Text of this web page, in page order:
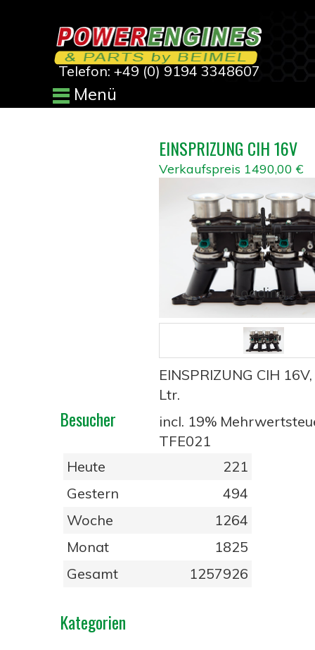
Telefon: +49 (0) 9194 3348607
Menü
EINSPRIZUNG CIH 16V
Verkaufspreis 1490,00 €
Loading...
EINSPRIZUNG CIH
Ltr.
incl. 19%
TFE021
Besucher
Heute
221
Gestern
494
Woche
1264
Monat
1825
Gesamt
1257926
Kategorien